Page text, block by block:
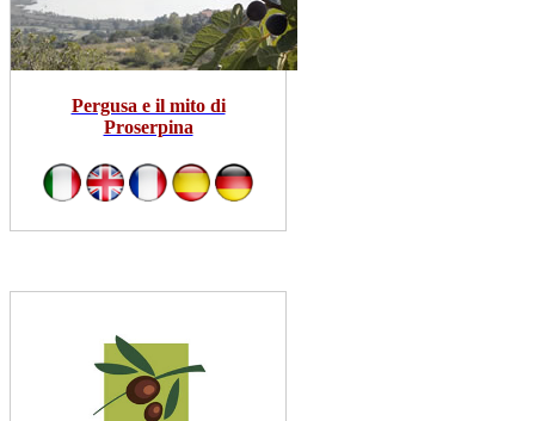
Leggi Tutto
Pergusa e il mito di
Proserpina